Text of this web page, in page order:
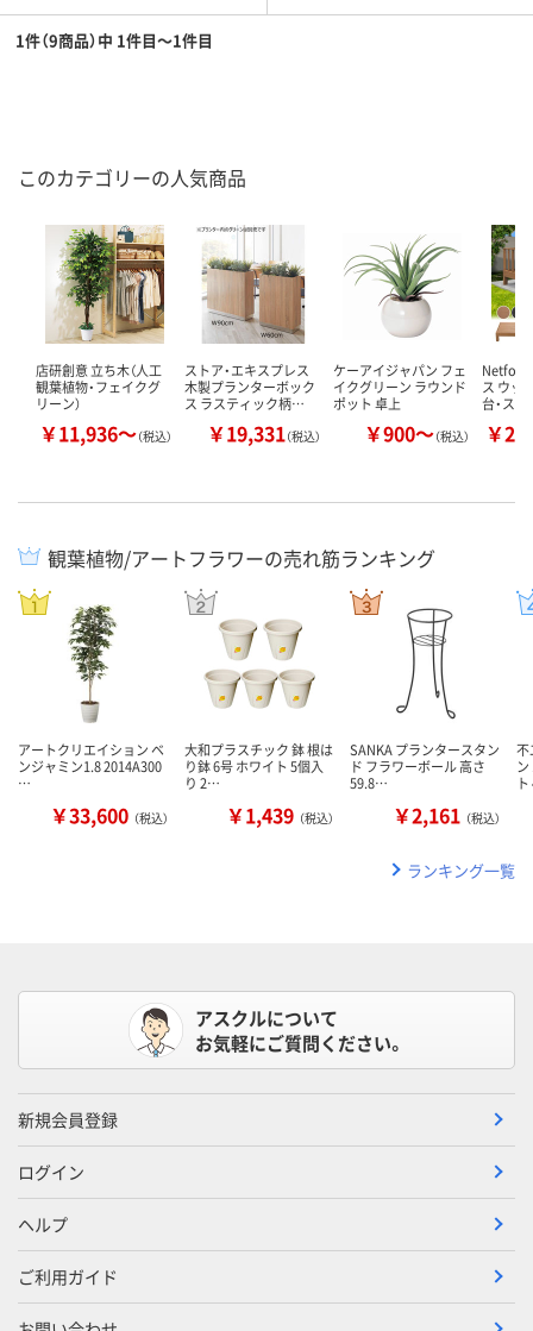
1件（9商品）中 1件目～1件目
このカテゴリーの人気商品
店研創意 立ち木（人工
観葉植物・フェイクグ
リーン）
￥11,936～（税込）
ストア・エキスプレス
木製プランターボック
ス ラスティック柄…
￥19,331（税込）
ケーアイジャパン フェ
イクグリーン ラウンド
ポット 卓上
￥900～（税込）
ス ウッ
台・ス
￥
観葉植物/アートフラワーの売れ筋ランキング
アートクリエイション ベ
ンジャミン1.8 2014A300
…
￥33,600 （税込）
大和プラスチック 鉢 根は
り鉢 6号 ホワイト 5個入
り 2…
￥1,439 （税込）
SANKA プランタースタン
ド フラワーボール 高さ
59.8…
￥2,161 （税込）
不
ランキング一覧
アスクルについて
お気軽にご質問ください。
新規会員登録
ログイン
ヘルプ
ご利用ガイド